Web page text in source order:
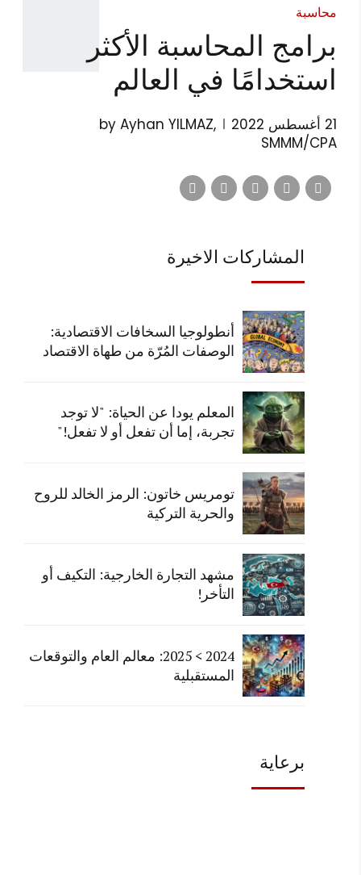
محاسبة
برامج المحاسبة الأكثر
استخدامًا في العالم
21 أغسطس 2022
by Ayhan YILMAZ,
SMMM/CPA
المشاركات الاخيرة
أنطولوجيا السخافات الاقتصادية:
الوصفات المُرّة من طهاة الاقتصاد
المعلم يودا عن الحياة: "لا توجد
تجربة، إما أن تفعل أو لا تفعل!"
تومريس خاتون: الرمز الخالد للروح
والحرية التركية
مشهد التجارة الخارجية: التكيف أو
التأخر!
2024 > 2025: معالم العام والتوقعات
المستقبلية
برعاية